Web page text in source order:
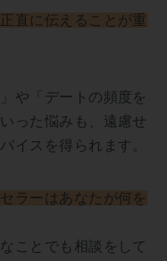
正直に伝えることが重
や「デートの頻度を
った悩みも、遠慮せ
イスを得られます。
ラーはあなたが何を
ことでも相談をして